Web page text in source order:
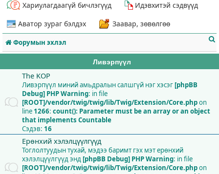
Хариулагдаагүй бичлэгүүд
Идэвхитэй сэдвүүд
Аватор зураг бэлдэх
Заавар, зөвөлгөө
Форумын эхлэл
а
Ливэрпүүл
The KOP
Ливэрпүүл миний амьдралын салшгүй нэг хэсэг [phpBB
Debug] PHP Warning: in file
[ROOT]/vendor/twig/twig/lib/Twig/Extension/Core.phpon
line 1266: count(): Parameter must be an array or an object
that implements Countable
Сэдэв: 16
Ерөнхий хэлэлцүүлгүүд
Тоглолтуудын тухай, мэдээ баримт гэх мэт ерөнхий
хэлэлцүүлгүүд энд [phpBB Debug] PHP Warning: in file
[ROOT]/vendor/twig/twig/lib/Twig/Extension/Core.phpon